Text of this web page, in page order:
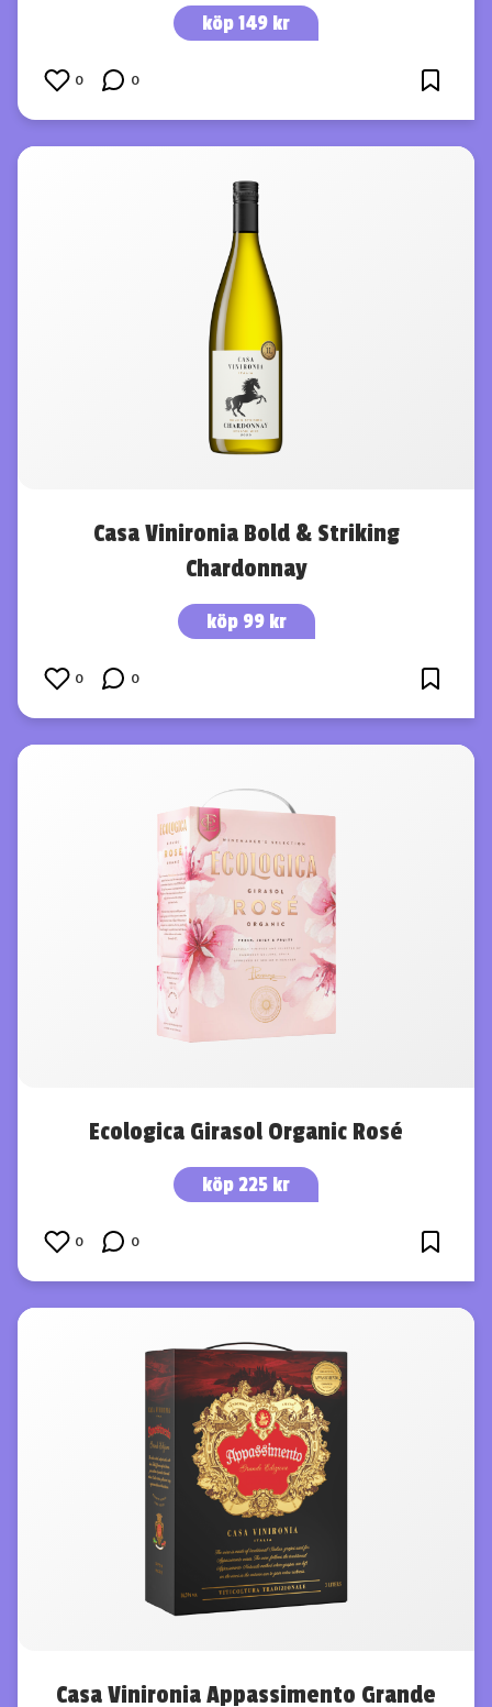
köp 149 kr
0 0
Casa Vinironia Bold & Striking
Chardonnay
köp 99 kr
0 0
Ecologica Girasol Organic Rosé
köp 225 kr
0 0
Casa Vinironia Appassimento Grande